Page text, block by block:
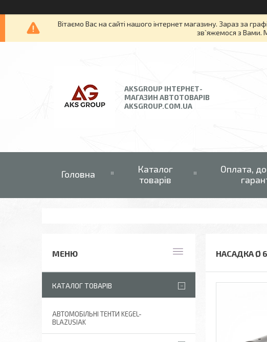
Вітаємо Вас на сайті нашого інтернет магазину. Зараз за
зв`яжемося з Вами.
AKSGROUP ІНТЕРНЕТ-
МАГАЗИН АВТОТОВАРІВ
AKSGROUP.COM.UA
Головна
Каталог
товарів
Оплата,
НАСАДКА Ø
КАТАЛОГ ТОВАРІВ
АВТОМОБІЛЬНІ ТЕНТИ KEGEL-
BLAZUSIAK